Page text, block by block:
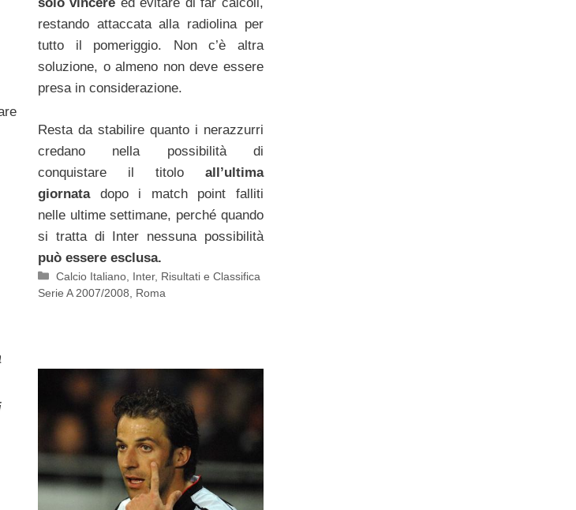
restando attaccata alla radiolina per
tutto il pomeriggio. Non c’è altra
soluzione, o almeno non deve essere
presa in considerazione.
Resta da stabilire quanto i nerazzurri
credano nella possibilità di
conquistare il titolo all’ultima
giornatadopo i match point falliti
nelle ultime settimane, perché quando
si tratta di Inter nessuna possibilità
può essere esclusa.
Categorie
Calcio Italiano Inter, Risultati e Classifica
Serie A 2007/2008
Roma